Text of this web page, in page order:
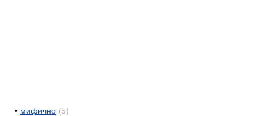
• мифично (5)